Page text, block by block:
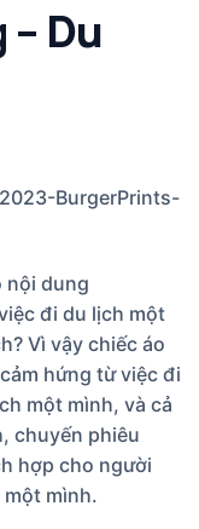
Du
nội dung
đi du lịch một
Vì vậy chiếc áo
hứng từ việc đi
một mình, và cả
chuyến phiêu
hợp cho người
mình.